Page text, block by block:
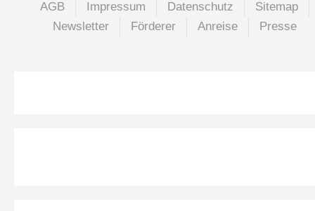
AGB Impressum Datenschutz
Sitemap
Newsletter
Förderer Anreise Presse